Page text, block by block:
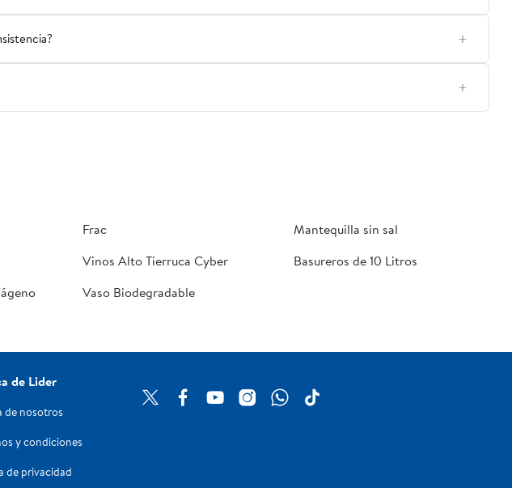
Frac
Mantequilla sin sal
Vinos Alto Tierruca Cyber
Basureros de 10 Litros
Vaso Biodegradable
de Lider
de nosotros
y condiciones
de privacidad